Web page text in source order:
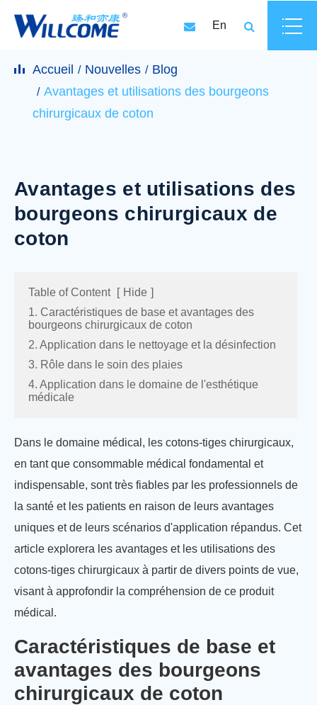
En
Accueil Nouvelles
Blog
Avantages et utilisations des bourgeons
chirurgicaux de coton
Avantages et utilisations des
bourgeons chirurgicaux de
coton
Table of Content [ Hide ]
1. Caractéristiques de base et avantages des
bourgeons chirurgicaux de coton
2. Application dans le nettoyage et la désinfection
3. Rôle dans le soin des plaies
4. Application dans le domaine de l'esthétique
médicale
Dans le domaine médical, les cotons-tiges chirurgicaux,
en tant que consommable médical fondamental et
indispensable, sont très fiables par les professionnels de
la santé et les patients en raison de leurs avantages
uniques et de leurs scénarios d'application répandus. Cet
article explorera les avantages et les utilisations des
cotons-tiges chirurgicaux à partir de divers points de vue,
visant à approfondir la compréhension de ce produit
médical.
Caractéristiques de base et
avantages des bourgeons
chirurgicaux de coton